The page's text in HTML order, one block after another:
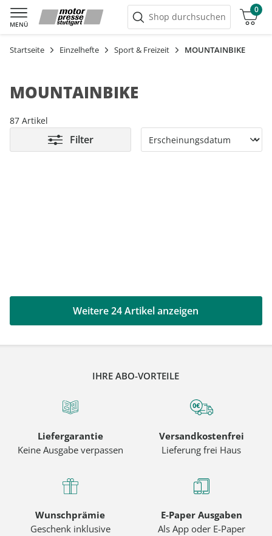
MENÜ
Shop durchsuchen
0
Warenkorb
Startseite Einzelhefte Sport & Freizeit MOUNTAINBIKE
MOUNTAINBIKE
87 Artikel
Filter
Weitere 24 Artikel anzeigen
IHRE ABO-VORTEILE
Liefergarantie
Keine Ausgabe verpassen
Versandkostenfrei
Lieferung frei Haus
Wunschprämie
Geschenk inklusive
E-Paper Ausgaben
Als App oder E-Paper